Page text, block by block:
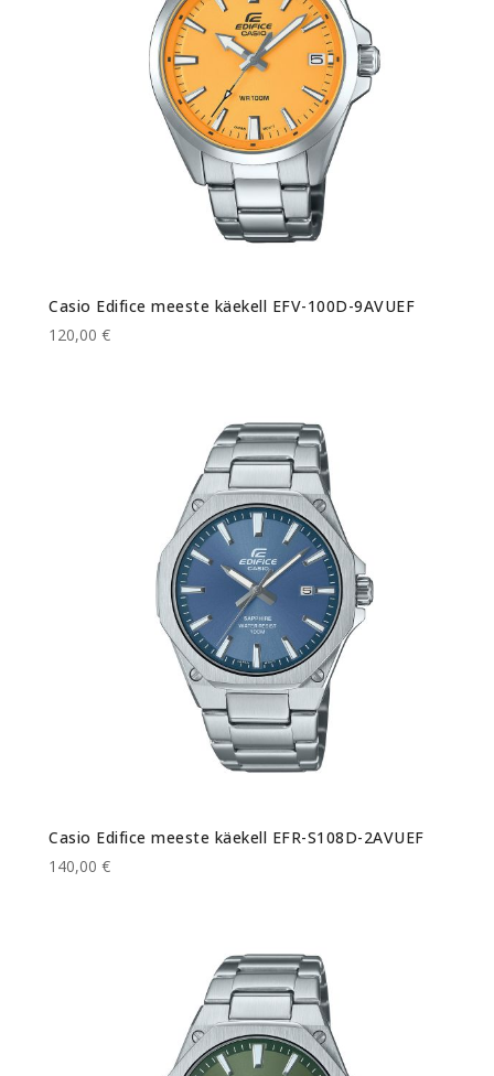
Casio Edifice meeste käekell EFV-100D-9AVUEF
120,00 €
Casio Edifice meeste käekell EFR-S108D-2AVUEF
140,00 €